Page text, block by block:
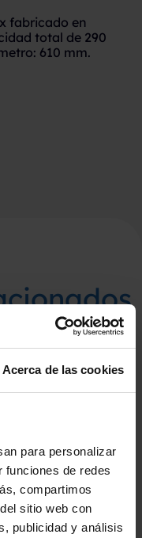
Acerca de las cookies
para personalizar
funciones de redes
compartimos
sitio web con
publicidad y análisis
fabricado en
total de 290
610 mm.